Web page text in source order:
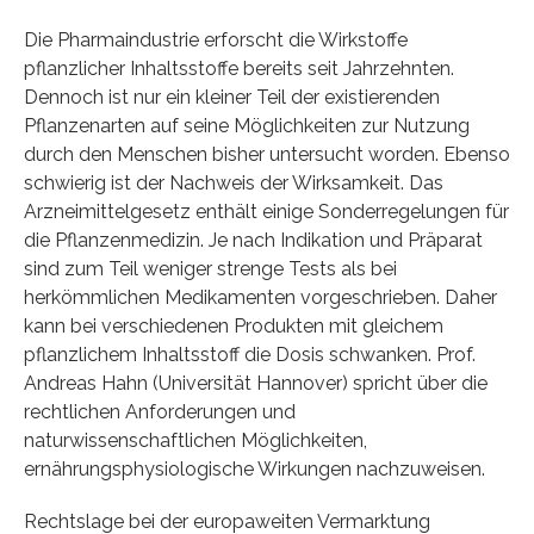
Die Pharmaindustrie erforscht die Wirkstoffe
pflanzlicher Inhaltsstoffe bereits seit Jahrzehnten.
Dennoch ist nur ein kleiner Teil der existierenden
Pflanzenarten auf seine Möglichkeiten zur Nutzung
durch den Menschen bisher untersucht worden. Ebenso
schwierig ist der Nachweis der Wirksamkeit. Das
Arzneimittelgesetz enthält einige Sonderregelungen für
die Pflanzenmedizin. Je nach Indikation und Präparat
sind zum Teil weniger strenge Tests als bei
herkömmlichen Medikamenten vorgeschrieben. Daher
kann bei verschiedenen Produkten mit gleichem
pflanzlichem Inhaltsstoff die Dosis schwanken. Prof.
Andreas Hahn (Universität Hannover) spricht über die
rechtlichen Anforderungen und
naturwissenschaftlichen Möglichkeiten,
ernährungsphysiologische Wirkungen nachzuweisen.
Rechtslage bei der europaweiten Vermarktung